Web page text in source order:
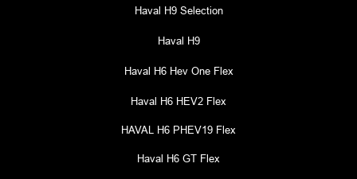
Haval H9 Selection
Haval H9
Haval H6 Hev One Flex
Haval H6 HEV2 Flex
HAVAL H6 PHEV19 Flex
Haval H6 GT Flex